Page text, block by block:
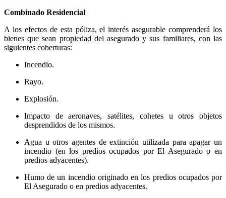
Combinado Residencial
A los efectos de esta póliza, el interés asegurable comprenderá los
bienes que sean propiedad del asegurado y sus familiares, con las
siguientes coberturas:
Incendio.
Rayo.
Explosión.
Impacto de aeronaves, satélites, cohetes u otros objetos
desprendidos de los mismos.
Agua u otros agentes de extinción utilizada para apagar un
incendio (en los predios ocupados por El Asegurado o en
predios adyacentes).
Humo de un incendio originado en los predios ocupados por
El Asegurado o en predios adyacentes.